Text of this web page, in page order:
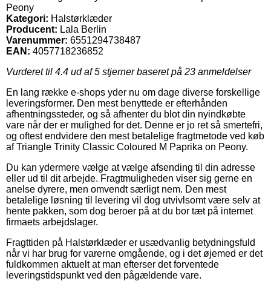
Peony
Kategori: Halstørklæder
Producent: Lala Berlin
Varenummer: 6551294738487
EAN: 4057718236852
Vurderet til 4.4 ud af 5 stjerner baseret på 23 anmeldelser
En lang række e-shops yder nu om dage diverse forskellige
leveringsformer. Den mest benyttede er efterhånden
afhentningssteder, og så afhenter du blot din nyindkøbte
vare når der er mulighed for det. Denne er jo ret så smertefri,
og oftest endvidere den mest betalelige fragtmetode ved køb
af Triangle Trinity Classic Coloured M Paprika on Peony.
Du kan ydermere vælge at vælge afsending til din adresse
eller ud til dit arbejde. Fragtmuligheden viser sig gerne en
anelse dyrere, men omvendt særligt nem. Den mest
betalelige løsning til levering vil dog utvivlsomt være selv at
hente pakken, som dog beroer på at du bor tæt på internet
firmaets arbejdslager.
Fragttiden på Halstørklæder er usædvanlig betydningsfuld
når vi har brug for varerne omgående, og i det øjemed er det
fuldkommen aktuelt at man efterser det forventede
leveringstidspunkt ved den pågældende vare.